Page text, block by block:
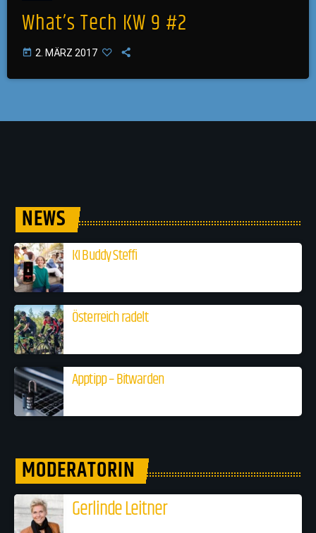
What’s Tech KW 9 #2
today 2. MÄRZ 2017
NEWS
KI Buddy Steffi
Österreich radelt
Apptipp – Bitwarden
MODERATORIN
Gerlinde Leitner